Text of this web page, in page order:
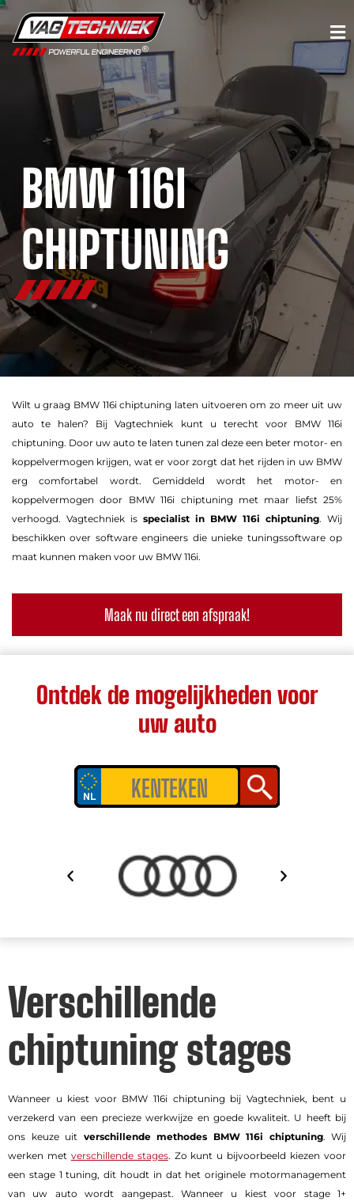
BMW 116I
CHIPTUNING
Wilt u graag BMW 116i chiptuning laten uitvoeren om zo meer uit uw
auto te halen? Bij Vagtechniek kunt u terecht voor BMW 116i
chiptuning. Door uw auto te laten tunen zal deze een beter motor- en
koppelvermogen krijgen, wat er voor zorgt dat het rijden in uw BMW
erg comfortabel wordt. Gemiddeld wordt het motor- en
koppelvermogen door BMW 116i chiptuning met maar liefst 25%
verhoogd. Vagtechniek is specialist in BMW 116i chiptuning. Wij
beschikken over software engineers die unieke tuningssoftware op
maat kunnen maken voor uw BMW 116i.
Maak nu direct een afspraak!
Ontdek de mogelijkheden voor
uw auto
Verschillende
chiptuning stages
Wanneer u kiest voor BMW 116i chiptuning bij Vagtechniek, bent u
verzekerd van een precieze werkwijze en goede kwaliteit. U heeft bij
ons keuze uit verschillende methodes BMW 116i chiptuning. Wij
werken met verschillende stages. Zo kunt u bijvoorbeeld kiezen voor
een stage 1 tuning, dit houdt in dat het originele motormanagement
van uw auto wordt aangepast. Wanneer u kiest voor stage 1+